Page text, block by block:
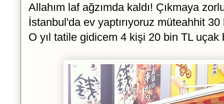
Allahım laf ağzımda kaldı! Çıkmaya
İstanbul'da ev yaptırıyoruz müteahhit
O yıl tatile gidicem 4 kişi 20 bin TL uçak